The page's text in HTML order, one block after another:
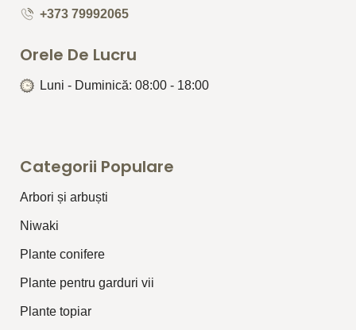
+373 79992065
Orele De Lucru
Luni - Duminică: 08:00 - 18:00
Categorii Populare
Arbori și arbuști
⁠Niwaki
Plante conifere
Plante pentru garduri vii
Plante topiar